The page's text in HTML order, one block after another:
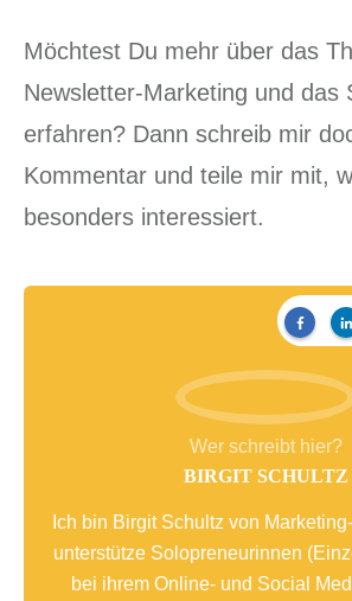
Möchtest Du mehr über das
Newsletter-Marketing und das
erfahren? Dann schreib mir
Kommentar und teile mir mit,
besonders interessiert.
Wer schreibt hier?
BIRGIT SCHULTZ
Ich bin Birgit Schultz von
unterstütze Solopreneurinnen
bei ihrem Online- und Social